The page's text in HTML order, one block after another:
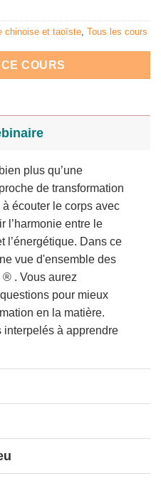
chinoise et taoïste Tous les cours
COURS
plus qu’une
de transformation
écouter le corps avec
l’harmonie entre le
l’énergétique. Dans ce
vue d'ensemble des
® . Vous aurez
pour mieux
en la matière.
interpelés à apprendre